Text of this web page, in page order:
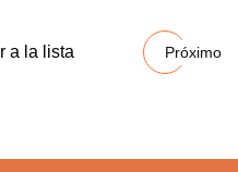
a la lista Próximo